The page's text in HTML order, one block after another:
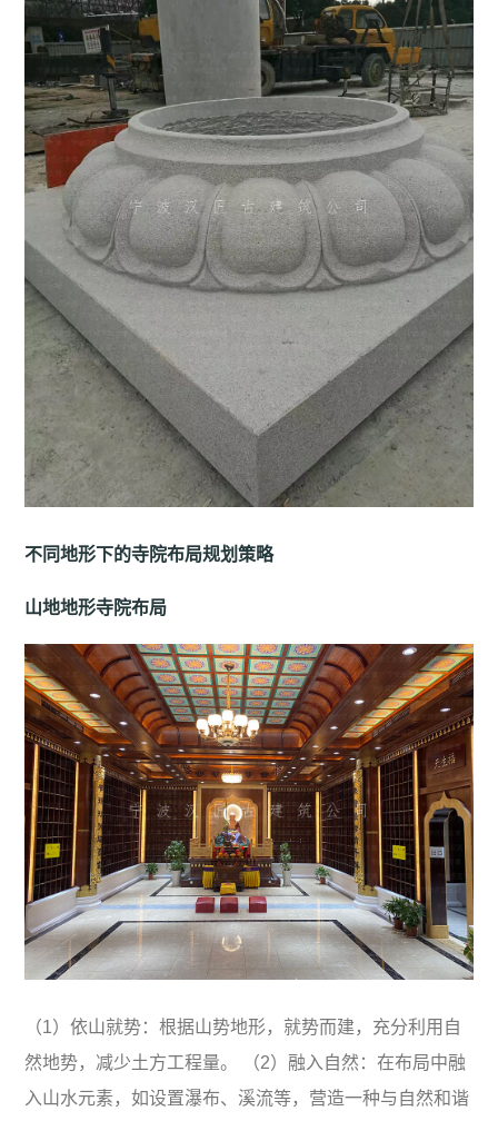
不同地形下的寺院布局规划策略
山地地形寺院布局
（1）依山就势：根据山势地形，就势而建，充分利用自
然地势，减少土方工程量。 （2）融入自然：在布局中融
入山水元素，如设置瀑布、溪流等，营造一种与自然和谐